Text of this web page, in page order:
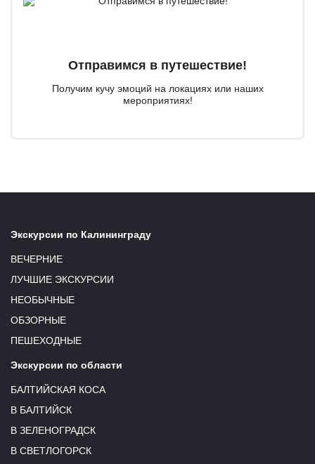
Отправимся в путешествие!
Получим кучу эмоций на локациях или наших
мероприятиях!
Экскурсии по Калининграду
ВЕЧЕРНИЕ
ЛУЧШИЕ ЭКСКУРСИИ
НЕОБЫЧНЫЕ
ОБЗОРНЫЕ
ПЕШЕХОДНЫЕ
Экскурсии по области
БАЛТИЙСКАЯ КОСА
В БАЛТИЙСК
В ЗЕЛЕНОГРАДСК
В СВЕТЛОГОРСК